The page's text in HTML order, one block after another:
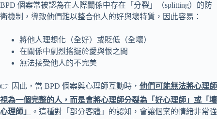
BPD 個案常被認為在人際關係中存在「分裂」（splitting）的防
衛機制，導致他們難以整合他人的好與壞特質，因此容易：
將他人理想化（全好）或貶低（全壞）
在關係中劇烈搖擺於愛與恨之間
無法接受他人的不完美
👉 因此，當 BPD 個案與心理師互動時， 他們可能無法將心理師
視為一個完整的人，而是會將心理師分裂為「好心理師」或「壞
心理師」
。這種對「部分客體」的認知，會讓個案的情緒非常強